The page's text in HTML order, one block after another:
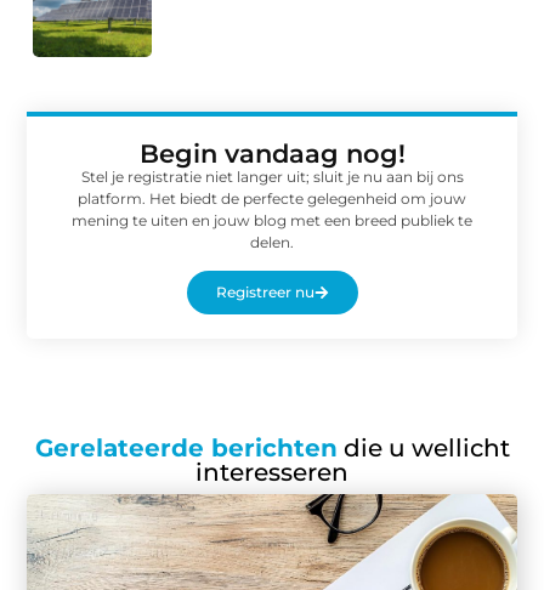
Begin vandaag nog!
Stel je registratie niet langer uit; sluit je nu aan bij ons
platform. Het biedt de perfecte gelegenheid om jouw
mening te uiten en jouw blog met een breed publiek te
delen.
Registreer nu
Gerelateerde berichten die u wellicht
interesseren